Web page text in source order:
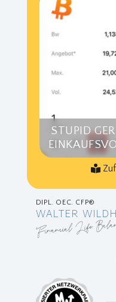
STUPID
DIPL. OEC. CFP®
WALTER
Financial Life